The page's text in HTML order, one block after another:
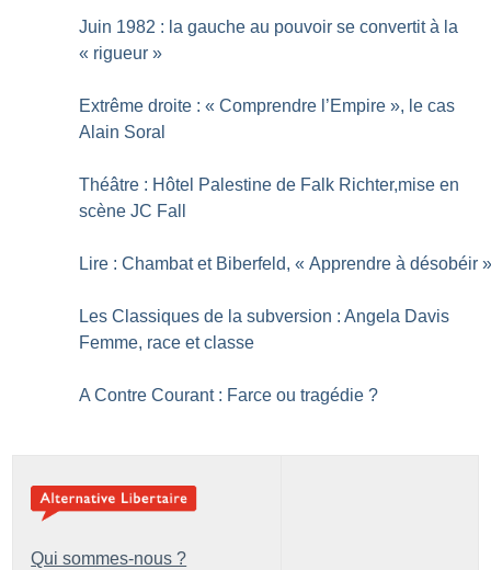
Juin 1982 : la gauche au pouvoir se convertit à la
« rigueur »
Extrême droite : « Comprendre l’Empire », le cas
Alain Soral
Théâtre : Hôtel Palestine de Falk Richter,mise en
scène JC Fall
Lire : Chambat et Biberfeld, « Apprendre à désobéir
Les Classiques de la subversion : Angela Davis
Femme, race et classe
A Contre Courant : Farce ou tragédie ?
Qui sommes-nous ?